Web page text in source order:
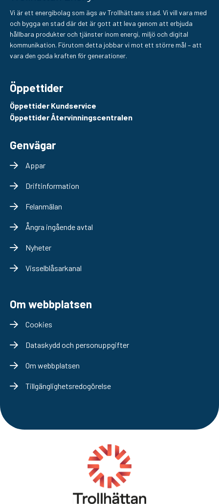
Vi är ett energibolag som ägs av Trollhättans stad. Vi vill vara med
och bygga en stad där det är gott att leva genom att erbjuda
hållbara produkter och tjänster inom energi, miljö och digital
kommunikation. Förutom detta jobbar vi mot ett större mål – att
vara den goda kraften för generationer.
Öppettider
Öppettider Kundservice
Öppettider Återvinningscentralen
Genvägar
Appar
Driftinformation
Felanmälan
Ångra ingående avtal
Nyheter
Visselblåsarkanal
Om webbplatsen
Cookies
Dataskydd och personuppgifter
Om webbplatsen
Tillgänglighetsredogörelse